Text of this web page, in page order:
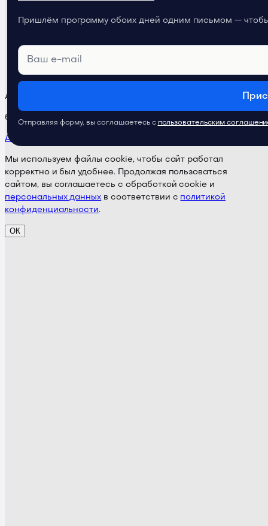
Телеграм-канал
Продуктовое
Академия ProductSense
бета-версия · Поддержка:
Академия
Мы используем файлы cookie, чтобы сайт работал
корректно и был удобнее. Продолжая пользоваться
сайтом, вы соглашаетесь с обработкой cookie и
персональных данных в соответствии с политикой
конфиденциальности.
ОК
Пришлём программу обоих дней одним письмом —
Отправляя форму, вы соглашаетесь с пользовательским